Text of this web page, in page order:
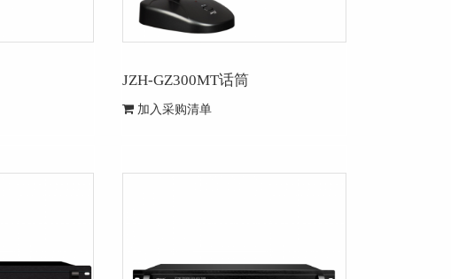
JZH-GZ300MT话筒
加入采购清单